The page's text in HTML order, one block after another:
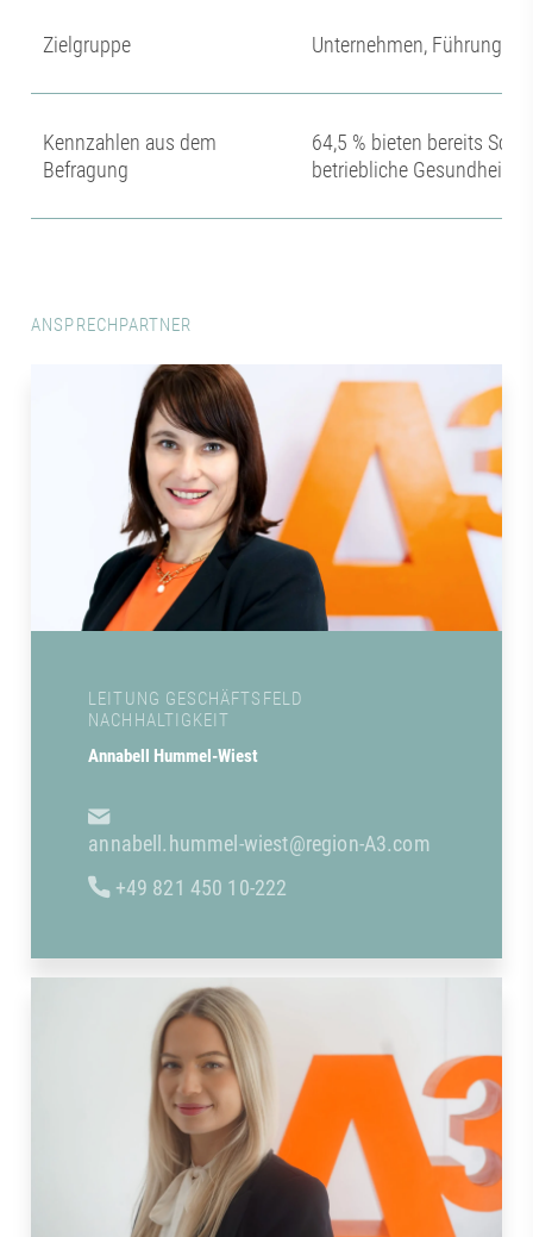
Zielgruppe Unternehmen, Führung
Kennzahlen aus dem
Befragung
64,5 % bieten bereits
betriebliche
ANSPRECHPARTNER
LEITUNG GESCHÄFTSFELD
NACHHALTIGKEIT
Annabell Hummel-Wiest
annabell.hummel-wiest@region-A3.com
+49 821 450 10-222